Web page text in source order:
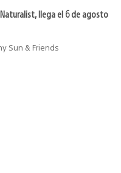
llega el 6 de agosto
Sun & Friends